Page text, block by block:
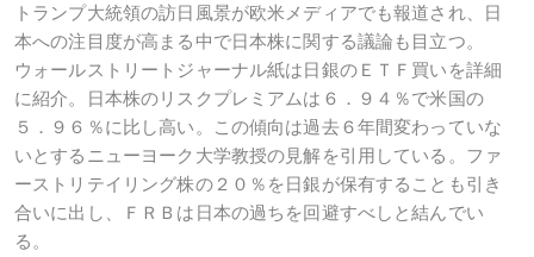
トランプ大統領の訪日風景が欧米メディアでも報道され、日
本への注目度が高まる中で日本株に関する議論も目立つ。
ウォールストリートジャーナル紙は日銀のＥＴＦ買いを詳細
に紹介。日本株のリスクプレミアムは６．９４％で米国の
５．９６％に比し高い。この傾向は過去６年間変わっていな
いとするニューヨーク大学教授の見解を引用している。ファ
ーストリテイリング株の２０％を日銀が保有することも引き
合いに出し、ＦＲＢは日本の過ちを回避すべしと結んでい
る。